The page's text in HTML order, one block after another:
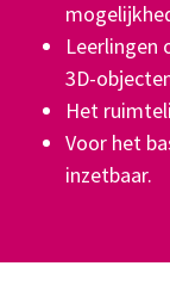
Leerlingen
3D-
Het
Voor het
inzetbaar.